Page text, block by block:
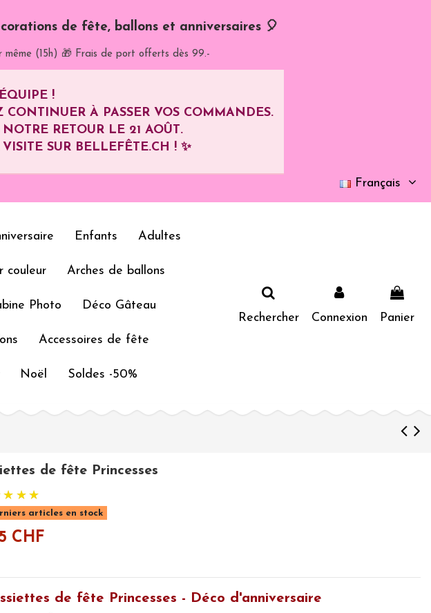
de fête, ballons et anniversaires 🎈
(15h) 🎁 Frais de port offerts dès 99.-
!
À PASSER VOS COMMANDES.
RETOUR LE 21 AOÛT.
SUR BELLEFÊTE.CH ! ✨
Français
Enfants Adultes
couleur Arches de ballons
Photo Déco Gâteau
Accessoires de fête
Noël Soldes -50%
Rechercher Connexion Panier
de fête Princesses
articles en stock
CHF
de fête Princesses - Déco d'anniversaire